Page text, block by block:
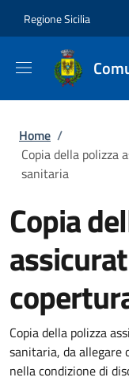
Regione Sicilia
Briciole di
Home /
Copia della polizza
sanitaria
Copia
Copia della polizza
sanitaria, da allegare
nella condizione di